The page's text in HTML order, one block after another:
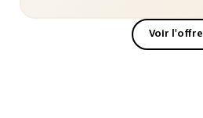
Voir l'offre